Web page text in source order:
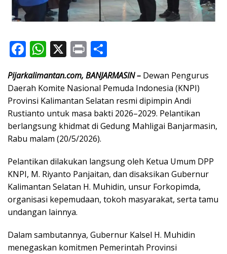
F
e
b
o
o
k
W
at
s
A
p
p
X Pr
t ar
e
Pijarkalimantan.com, BANJARMASIN – Dewan Pengurus
Daerah Komite Nasional Pemuda Indonesia (KNPI)
Provinsi Kalimantan Selatan resmi dipimpin Andi
Rustianto untuk masa bakti 2026–2029. Pelantikan
berlangsung khidmat di Gedung Mahligai Banjarmasin,
Rabu malam (20/5/2026).
Pelantikan dilakukan langsung oleh Ketua Umum DPP
KNPI, M. Riyanto Panjaitan, dan disaksikan Gubernur
Kalimantan Selatan H. Muhidin, unsur Forkopimda,
organisasi kepemudaan, tokoh masyarakat, serta tamu
undangan lainnya.
Dalam sambutannya, Gubernur Kalsel H. Muhidin
menegaskan komitmen Pemerintah Provinsi